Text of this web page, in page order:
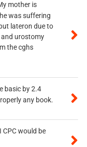
mother is
was suffering
lateron due to
and urostomy
the cghs
basic by 2.4
any book.
CPC would be